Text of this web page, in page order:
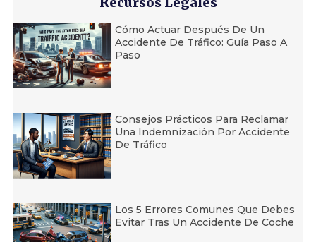
Cómo Actuar Después De Un
Accidente De Tráfico: Guía Paso A
Paso
Consejos Prácticos Para Reclamar
Una Indemnización Por Accidente
De Tráfico
Los 5 Errores Comunes Que Debes
Evitar Tras Un Accidente De Coche